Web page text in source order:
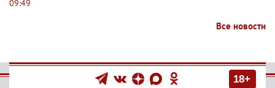
09:49
Все новости
18+